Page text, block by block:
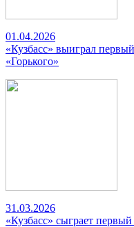
01.04.2026
«Кузбасс» выиграл
«Горького»
31.03.2026
«Кузбасс» сыграет